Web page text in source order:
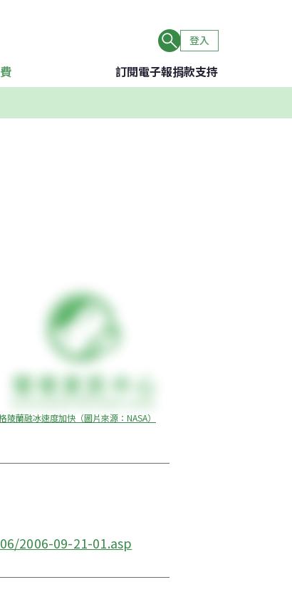
登入
訂閱電子報捐款支持
陵蘭融冰速度加快（圖片來源：NASA）
2006-09-21-01.asp